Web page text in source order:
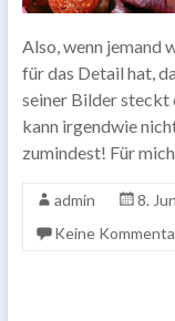
Also, wenn jemand
für das Detail hat,
seiner Bilder steckt
kann irgendwie
zumindest! Für
admin 8.
Keine